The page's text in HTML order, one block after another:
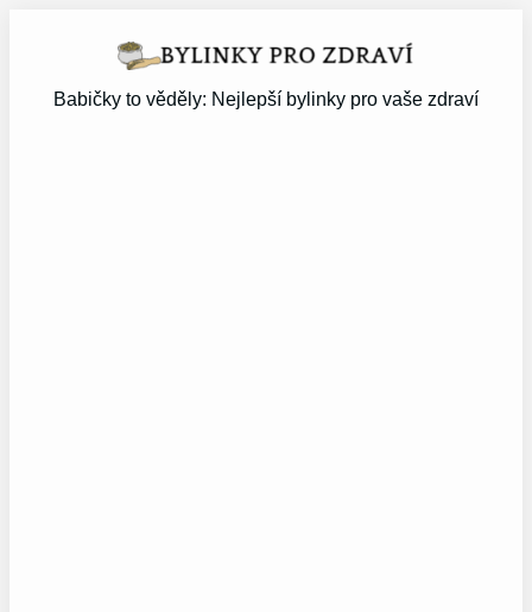
Babičky to věděly: Nejlepší bylinky pro vaše zdraví